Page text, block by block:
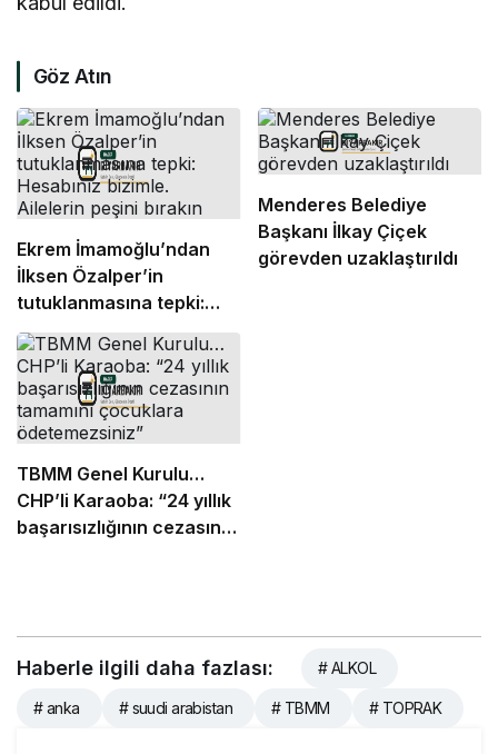
Göz Atın
Ekrem İmamoğlu’ndan
İlksen Özalper’in
tutuklanmasına tepki:
Hesabınız bizimle.
Ailelerin peşini bırakın
Menderes Belediye
Başkanı İlkay Çiçek
görevden uzaklaştırıldı
TBMM Genel Kurulu…
CHP’li Karaoba: “24 yıllık
başarısızlığının cezasının
Haberle ilgili daha fazlası: # ALKOL
# anka # suudi arabistan # TBMM # TOPRAK